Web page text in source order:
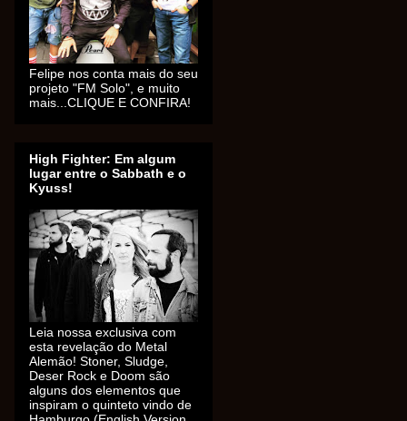
Felipe nos conta mais do seu
projeto "FM Solo", e muito
mais...CLIQUE E CONFIRA!
High Fighter: Em algum
lugar entre o Sabbath e o
Kyuss!
Leia nossa exclusiva com
esta revelação do Metal
Alemão! Stoner, Sludge,
Deser Rock e Doom são
alguns dos elementos que
inspiram o quinteto vindo de